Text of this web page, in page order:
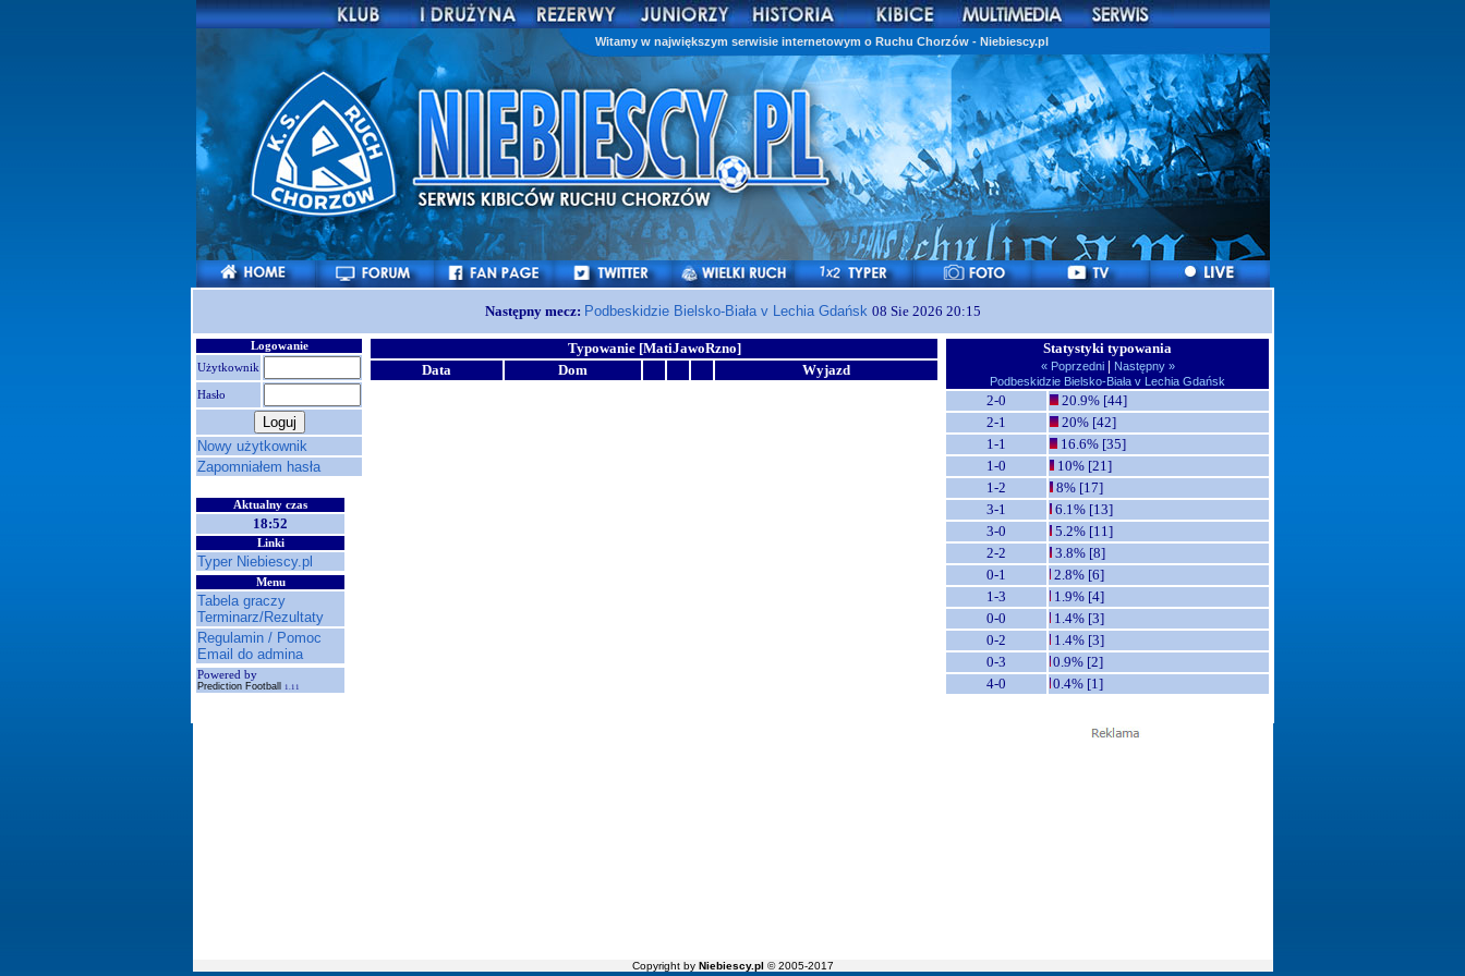
Witamy w największym serwisie internetowym o Ruchu Chorzów - Niebiescy.pl
Następny mecz: Podbeskidzie Bielsko-Biała v Lechia Gdańsk 08 Sie 2026 20:15
Logowanie
Użytkownik
Hasło
Nowy użytkownik
Zapomniałem hasła
Aktualny czas
18:52
Linki
Typer Niebiescy.pl
Menu
Tabela graczy
Terminarz/Rezultaty
Regulamin / Pomoc
Email do admina
Powered by
Prediction Football 1.11
Typowanie [MatiJawoRzno]
Data
Dom Wyjazd
Statystyki typowania
« Poprzedni | Następny »
Podbeskidzie Bielsko-Biała v Lechia Gdańsk
2-0
20.9% [44]
2-1
20% [42]
1-1
16.6% [35]
1-0
10% [21]
1-2
8% [17]
3-1
6.1% [13]
3-0
5.2% [11]
2-2
3.8% [8]
0-1
2.8% [6]
1-3
1.9% [4]
0-0
1.4% [3]
0-2
1.4% [3]
0-3
0.9% [2]
4-0
0.4% [1]
Copyright by Niebiescy.pl © 2005-2017